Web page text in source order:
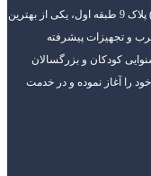
داروخانه دکتر حاتمی (روبروی ساختمان پزشکان پاستور) پلاک 9 طبقه اول، یکی از بهترین
و تجهیزات پیشرفته
کودکان و بزرگسالان
وزوزگوش از سال 1389 فعالیت خود را آغاز نموده و در خدمت